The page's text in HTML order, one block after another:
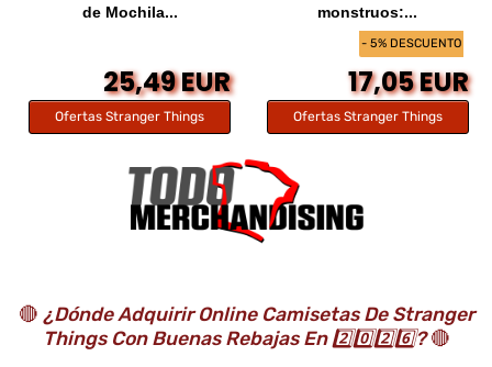
de Mochila...
25,49 EUR
Ofertas Stranger Things
- 5% DESCUENTO
monstruos:...
17,05 EUR
Ofertas Stranger Things
🔴 ¿Dónde Adquirir Online Camisetas De Stranger
Things Con Buenas Rebajas En 2️⃣0️⃣2️⃣6️⃣?🔴